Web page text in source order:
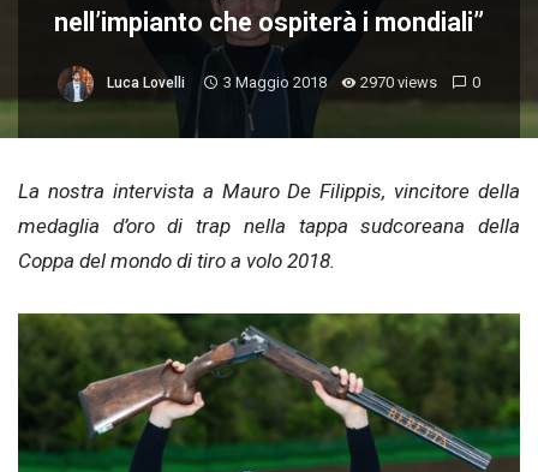
nell’impianto che ospiterà i mondiali”
Luca Lovelli 3 Maggio 2018 2970 views 0
La nostra intervista a Mauro De Filippis, vincitore della
medaglia d’oro di trap nella tappa sudcoreana della
Coppa del mondo di tiro a volo 2018.